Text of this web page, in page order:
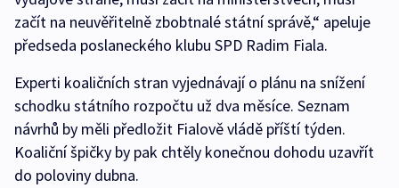
začít na neuvěřitelně zbobtnalé státní správě,“ apeluje
předseda poslaneckého klubu SPD Radim Fiala.
Experti koaličních stran vyjednávají o plánu na snížení
schodku státního rozpočtu už dva měsíce. Seznam
návrhů by měli předložit Fialově vládě příští týden.
Koaliční špičky by pak chtěly konečnou dohodu uzavřít
do poloviny dubna.